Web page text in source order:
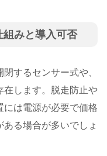
組みと導入可否
するセンサー式や、
在します。脱走防止や
には電源が必要で価格
る場合が多いでしょ